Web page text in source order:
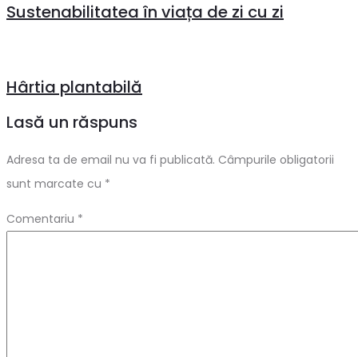
Sustenabilitatea în viața de zi cu zi
Hârtia plantabilă
Lasă un răspuns
Adresa ta de email nu va fi publicată. Câmpurile obligatorii
sunt marcate cu *
Comentariu *